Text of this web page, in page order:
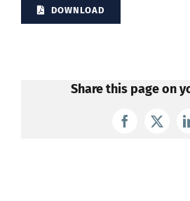
DOWNLOAD
Share this page on
Facebook
X